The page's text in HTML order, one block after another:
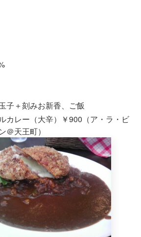
子＋刻みお新香、ご飯
カレー（大辛）￥900（ア・ラ・ビ
＠天王町）